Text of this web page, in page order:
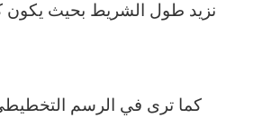
نزيد طول الشريط بحيث يكون
كما ترى في الرسم